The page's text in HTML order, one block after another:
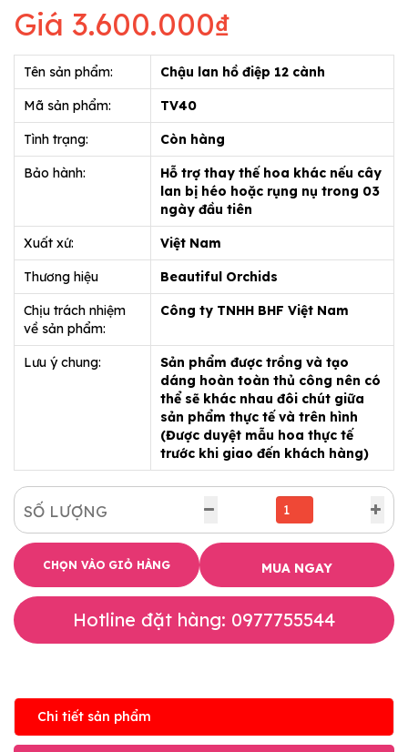
Giá 3.600.000₫
Tên sản phẩm: Chậu lan hồ điệp 12 cành
Mã sản phẩm: TV40
Tình trạng: Còn hàng
Bảo hành:
Hỗ trợ thay thế hoa khác nếu cây
lan bị héo hoặc rụng nụ trong 03
ngày đầu tiên
Xuất xứ: Việt Nam
Thương hiệu Beautiful Orchids
Chịu trách nhiệm
về sản phẩm:
Công ty TNHH BHF Việt Nam
Lưu ý chung:
Sản phẩm được trồng và tạo
dáng hoàn toàn thủ công nên có
thể sẽ khác nhau đôi chút giữa
sản phẩm thực tế và trên hình
(Được duyệt mẫu hoa thực tế
trước khi giao đến khách hàng)
SỐ LƯỢNG
CHỌN VÀO GIỎ HÀNG MUA NGAY
Hotline đặt hàng: 0977755544
Chi tiết sản phẩm